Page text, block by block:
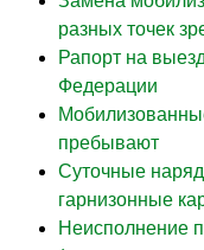
разных точек
Рапорт на
Федерации
пребывают
Суточные
гарнизонные
Неисполнение